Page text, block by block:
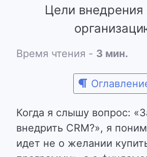
Цели внедрения
Время чтения - 3 мин.
Когда я слышу вопрос:
внедрить CRM?», я
идет не о желании